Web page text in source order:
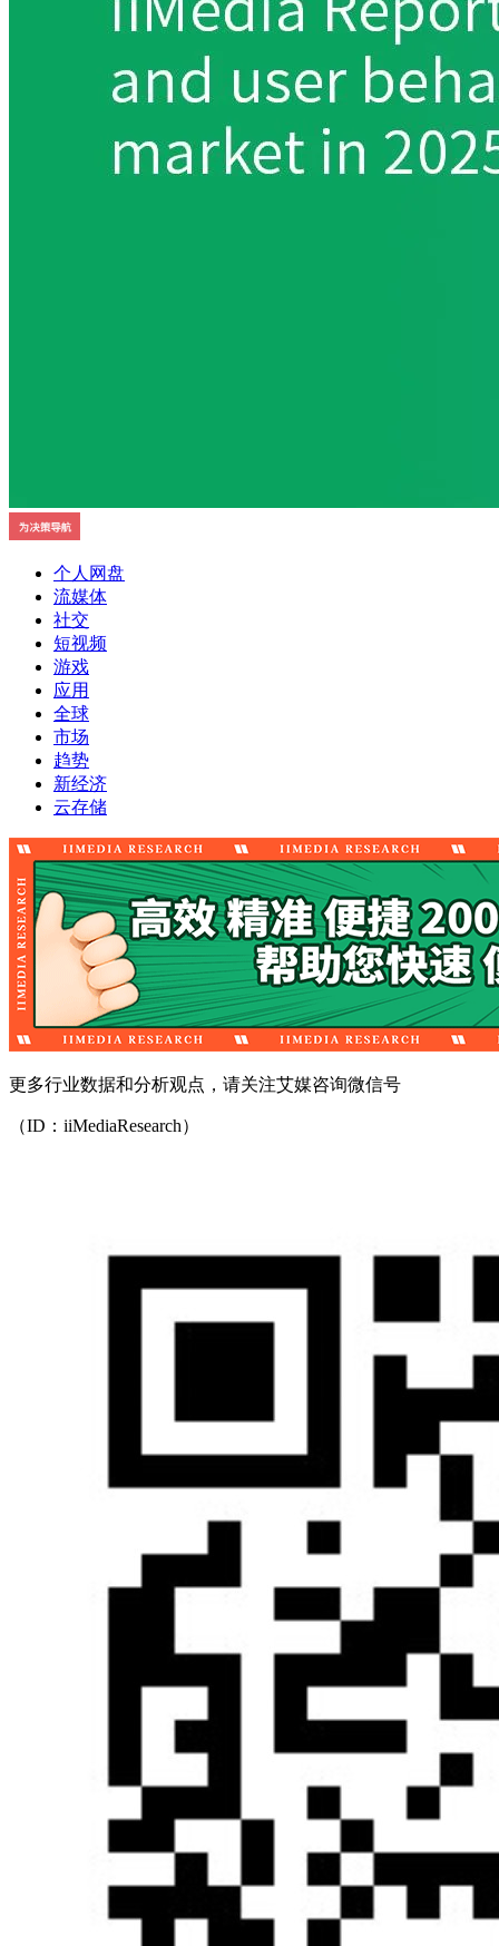
个人网盘
流媒体
社交
短视频
游戏
应用
全球
市场
趋势
新经济
云存储
更多行业数据和分析观点，请关注艾媒咨询微信号
（ID：iiMediaResearch）